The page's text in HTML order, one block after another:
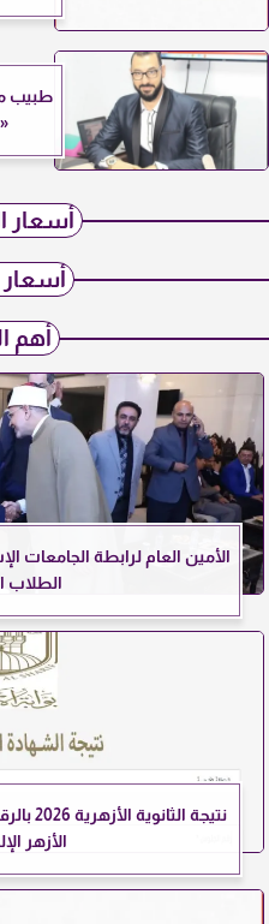
طبيب
أسعار
أهم
الأمين العام لرابطة الجامعات
الطلاب
نتيجة
الأزهر